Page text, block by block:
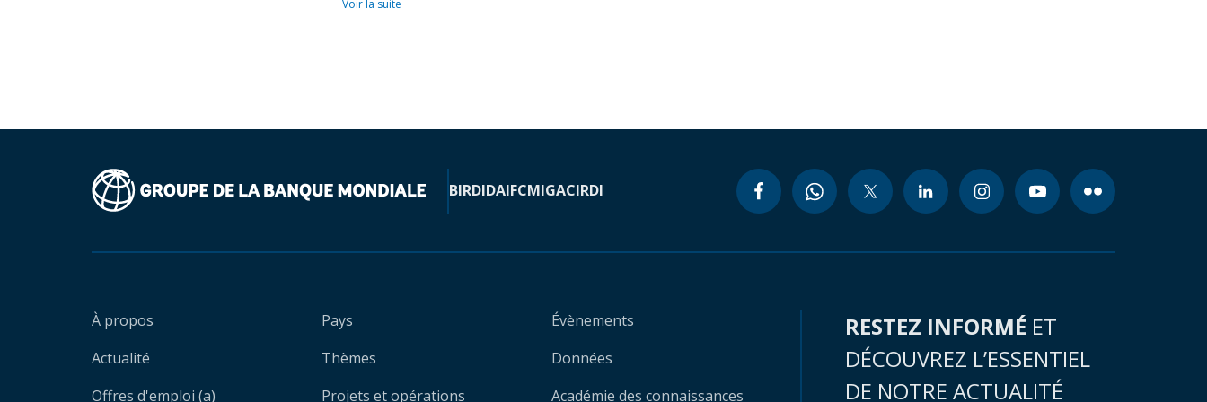
Voir la suite
BIRDIDAIFCMIGACIRDI
À propos
Actualité
Offres d'emploi (a)
Pays
Thèmes
Projets et opérations
Évènements
Données
Académie des connaissances
RESTEZ INFORMÉ ET
DÉCOUVREZ L’ESSENTIEL
DE NOTRE ACTUALITÉ